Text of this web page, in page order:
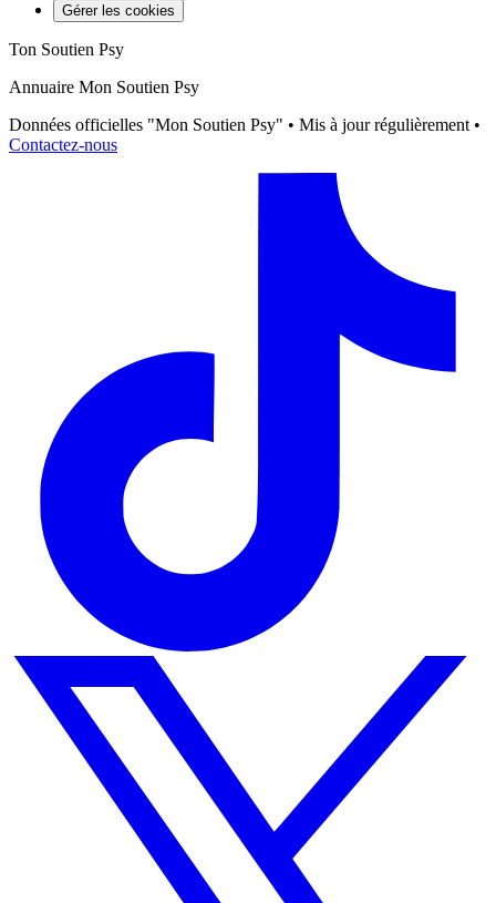
Gérer les cookies
Ton Soutien Psy
Annuaire Mon Soutien Psy
Données officielles "Mon Soutien Psy" • Mis à jour régulièrement •
Contactez-nous